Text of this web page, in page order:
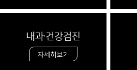
내과·건강검진
자세히보기